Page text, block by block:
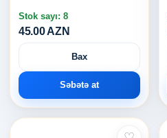
Stok sayı: 8
45.00 AZN
Bax
Səbətə at